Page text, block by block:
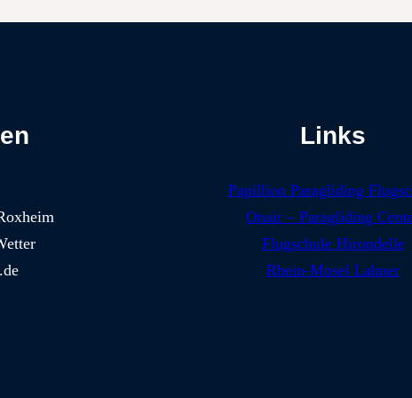
Links
Papillion Paragliding
Onair – Paragliding
Flugschule Hirondelle
Rhein-Mosel Lahner